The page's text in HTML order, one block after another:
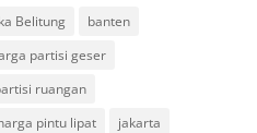
Belitung
banten
partisi geser
ruangan
pintu lipat
jakarta